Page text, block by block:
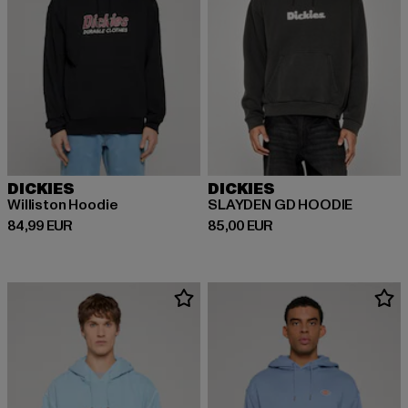
DICKIES
Williston Hoodie
84,99 EUR
Derzeitiger Preis: 84,99 EUR
DICKIES
SLAYDEN GD HOODIE
85,00 EUR
Derzeitiger Preis: 85,00 EUR